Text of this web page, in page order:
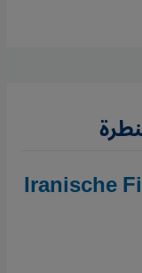
Iranische